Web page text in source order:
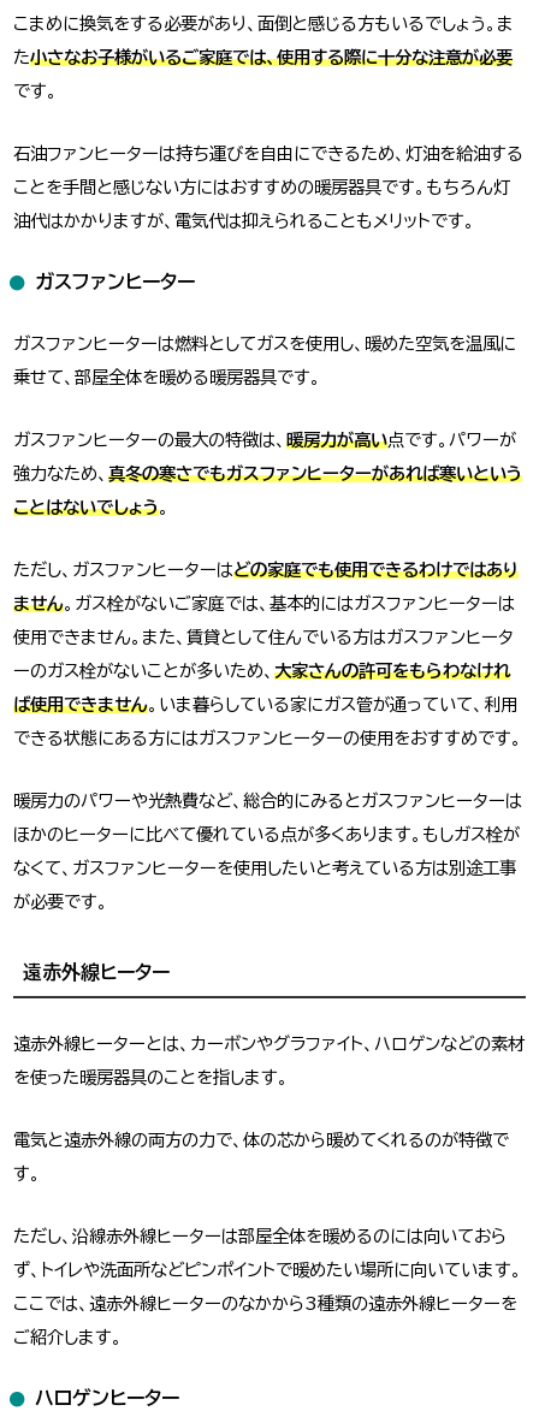
こまめに換気をする必要があり、面倒と感じる方もいるでしょう。ま
た小さなお子様がいるご家庭では、使用する際に十分な注意が必要
です。
石油ファンヒーターは持ち運びを自由にできるため、灯油を給油する
ことを手間と感じない方にはおすすめの暖房器具です。もちろん灯
油代はかかりますが、電気代は抑えられることもメリットです。
ガスファンヒーター
ガスファンヒーターは燃料としてガスを使用し、暖めた空気を温風に
乗せて、部屋全体を暖める暖房器具です。
ガスファンヒーターの最大の特徴は、暖房力が高い点です。パワーが
強力なため、真冬の寒さでもガスファンヒーターがあれば寒いという
ことはないでしょう。
ただし、ガスファンヒーターはどの家庭でも使用できるわけではあり
ません。ガス栓がないご家庭では、基本的にはガスファンヒーターは
使用できません。また、賃貸として住んでいる方はガスファンヒータ
ーのガス栓がないことが多いため、大家さんの許可をもらわなけれ
ば使用できません。いま暮らしている家にガス管が通っていて、利用
できる状態にある方にはガスファンヒーターの使用をおすすめです。
暖房力のパワーや光熱費など、総合的にみるとガスファンヒーターは
ほかのヒーターに比べて優れている点が多くあります。もしガス栓が
なくて、ガスファンヒーターを使用したいと考えている方は別途工事
が必要です。
遠赤外線ヒーター
遠赤外線ヒーターとは、カーボンやグラファイト、ハロゲンなどの素材
を使った暖房器具のことを指します。
電気と遠赤外線の両方の力で、体の芯から暖めてくれるのが特徴で
す。
ただし、沿線赤外線ヒーターは部屋全体を暖めるのには向いておら
ず、トイレや洗面所などピンポイントで暖めたい場所に向いています。
ここでは、遠赤外線ヒーターのなかから3種類の遠赤外線ヒーターを
ご紹介します。
ハロゲンヒーター